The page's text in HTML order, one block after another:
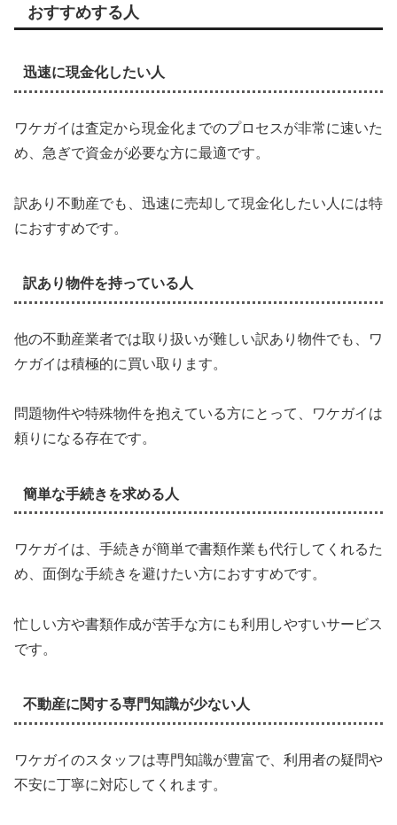
おすすめする人
迅速に現金化したい人
ワケガイは査定から現金化までのプロセスが非常に速いた
め、急ぎで資金が必要な方に最適です。
訳あり不動産でも、迅速に売却して現金化したい人には特
におすすめです。
訳あり物件を持っている人
他の不動産業者では取り扱いが難しい訳あり物件でも、ワ
ケガイは積極的に買い取ります。
問題物件や特殊物件を抱えている方にとって、ワケガイは
頼りになる存在です。
簡単な手続きを求める人
ワケガイは、手続きが簡単で書類作業も代行してくれるた
め、面倒な手続きを避けたい方におすすめです。
忙しい方や書類作成が苦手な方にも利用しやすいサービス
です。
不動産に関する専門知識が少ない人
ワケガイのスタッフは専門知識が豊富で、利用者の疑問や
不安に丁寧に対応してくれます。